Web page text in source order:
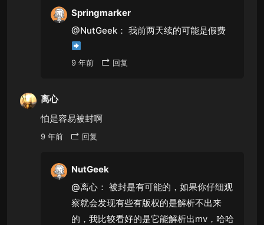
Springmarker
@NutGeek： 我前两天续的可能是假费
9 年前 回复
离心
怕是容易被封啊
9 年前 回复
NutGeek
@离心： 被封是有可能的，如果你仔细观
察就会发现有些有版权的是解析不出来
的，我比较看好的是它能解析出mv，哈哈